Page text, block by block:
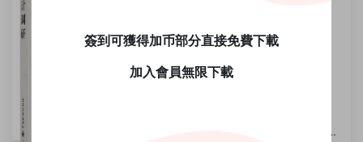
日本設計大師研究室：定義當下
簽到可獲得加币部分直接免費下載
加入會員無限下載